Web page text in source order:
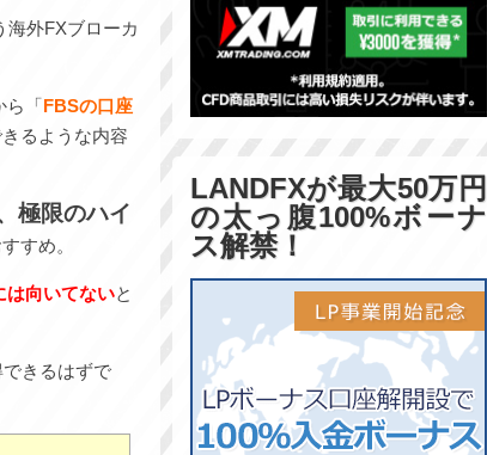
海外FXブローカ
ら「FBSの口座
るような内容
極限のハイ
すめ。
は向いてないと
きるはずで
LANDFXが最大50万円
の太っ腹100%ボーナ
ス解禁！